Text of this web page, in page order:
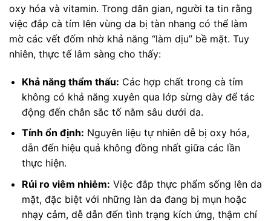
oxy hóa và vitamin. Trong dân gian, người ta tin rằng
việc đắp cà tím lên vùng da bị tàn nhang có thể làm
mờ các vết đốm nhờ khả năng “làm dịu” bề mặt. Tuy
nhiên, thực tế lâm sàng cho thấy:
Khả năng thẩm thấu: Các hợp chất trong cà tím
không có khả năng xuyên qua lớp sừng dày để tác
động đến chân sắc tố nằm sâu dưới da.
Tính ổn định: Nguyên liệu tự nhiên dễ bị oxy hóa,
dẫn đến hiệu quả không đồng nhất giữa các lần
thực hiện.
Rủi ro viêm nhiễm: Việc đắp thực phẩm sống lên da
mặt, đặc biệt với những làn da đang bị mụn hoặc
nhạy cảm, dễ dẫn đến tình trạng kích ứng, thậm chí